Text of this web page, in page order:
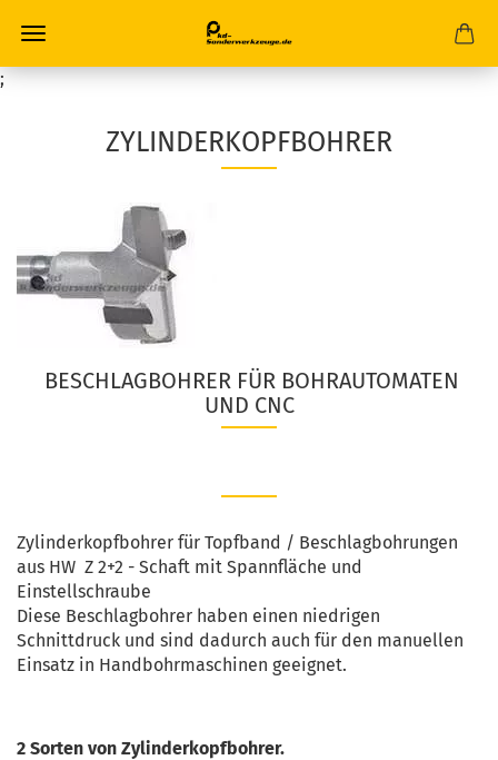
;
ZYLINDERKOPFBOHRER
BESCHLAGBOHRER FÜR BOHRAUTOMATEN
UND CNC
Zylinderkopfbohrer für Topfband / Beschlagbohrungen
aus HW Z 2+2 - Schaft mit Spannfläche und
Einstellschraube
Diese Beschlagbohrer haben einen niedrigen
Schnittdruck und sind dadurch auch für den manuellen
Einsatz in Handbohrmaschinen geeignet.
2 Sorten von Zylinderkopfbohrer.